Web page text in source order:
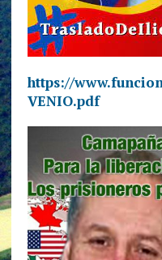
https://
VENIO.pdf